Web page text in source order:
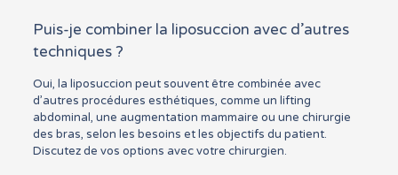
Puis-je combiner la liposuccion avec d’autres
techniques ?
Oui, la liposuccion peut souvent être combinée avec
d’autres procédures esthétiques, comme un lifting
abdominal, une augmentation mammaire ou une chirurgie
des bras, selon les besoins et les objectifs du patient.
Discutez de vos options avec votre chirurgien.